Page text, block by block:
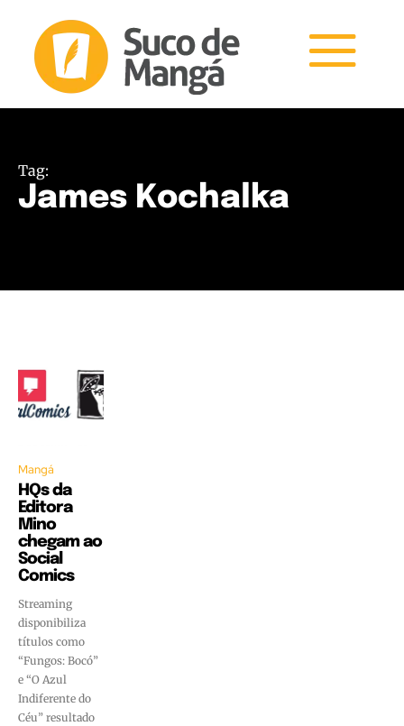
Tag:
James Kochalka
Mangá
HQs da
Editora
Mino
chegam ao
Social
Comics
Streaming
disponibiliza
títulos como
“Fungos: Bocó”
e “O Azul
Indiferente do
Céu” resultado